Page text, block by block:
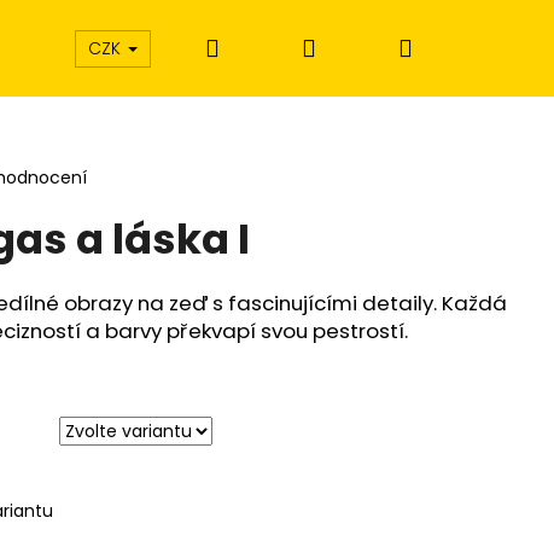
CZK Hledat PřihlášeníNákupní
a láska I
obrazy na zeď s fascinujícími detaily. Každá
a barvy překvapí svou pestrostí.
EXTÁZE